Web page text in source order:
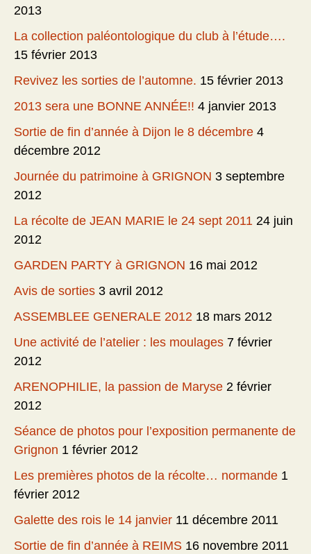
2013
La collection paléontologique du club à l’étude….
15 février 2013
Revivez les sorties de l’automne. 15 février 2013
2013 sera une BONNE ANNÉE!! 4 janvier 2013
Sortie de fin d’année à Dijon le 8 décembre 4
décembre 2012
Journée du patrimoine à GRIGNON 3 septembre
2012
La récolte de JEAN MARIE le 24 sept 2011 24 juin
2012
GARDEN PARTY à GRIGNON 16 mai 2012
Avis de sorties 3 avril 2012
ASSEMBLEE GENERALE 2012 18 mars 2012
Une activité de l’atelier : les moulages 7 février
2012
ARENOPHILIE, la passion de Maryse 2 février
2012
Séance de photos pour l’exposition permanente de
Grignon 1 février 2012
Les premières photos de la récolte… normande 1
février 2012
Galette des rois le 14 janvier 11 décembre 2011
Sortie de fin d’année à REIMS 16 novembre 2011